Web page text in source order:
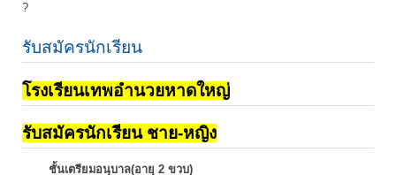
?
รับสมัครนักเรียน
โรงเรียนเทพอำนวยหาดใหญ่
รับสมัครนักเรียน ชาย-หญิง
ชั้นเตรียมอนุบาล(อายุ 2 ขวบ)